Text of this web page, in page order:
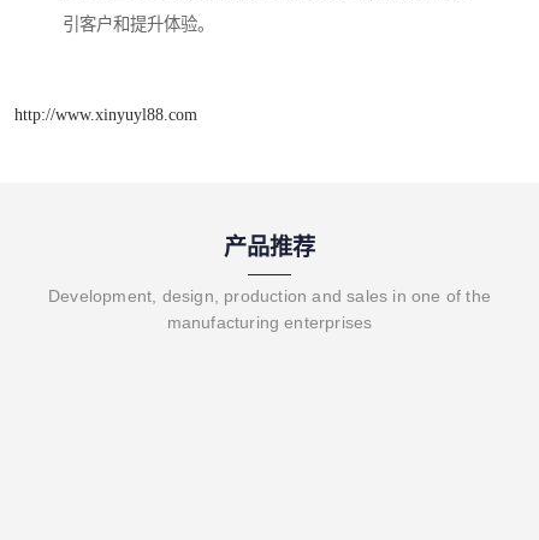
引客户和提升体验。
http://www.xinyuyl88.com
产品推荐
Development, design, production and sales in one of the
manufacturing enterprises